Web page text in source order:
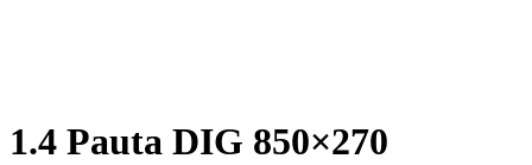
1.4 Pauta DIG 850×270